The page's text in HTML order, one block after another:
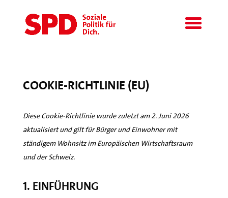
COOKIE-RICHTLINIE (EU)
Diese Cookie-Richtlinie wurde zuletzt am 2. Juni 2026
aktualisiert und gilt für Bürger und Einwohner mit
ständigem Wohnsitz im Europäischen Wirtschaftsraum
und der Schweiz.
1. Einführung